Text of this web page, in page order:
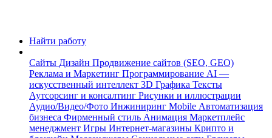
Найти работу
Сайты Дизайн Продвижение сайтов (SEO, GEO)
Реклама и Маркетинг Программирование AI —
искусственный интеллект 3D Графика Тексты
Аутсорсинг и консалтинг Рисунки и иллюстрации
Аудио/Видео/Фото Инжиниринг Mobile Автоматизация
бизнеса Фирменный стиль Анимация Маркетплейс
менеджмент Игры Интернет-магазины Крипто и